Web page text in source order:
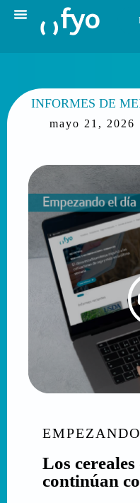
INFORMES DE
mayo 21, 2026
Los
continúan